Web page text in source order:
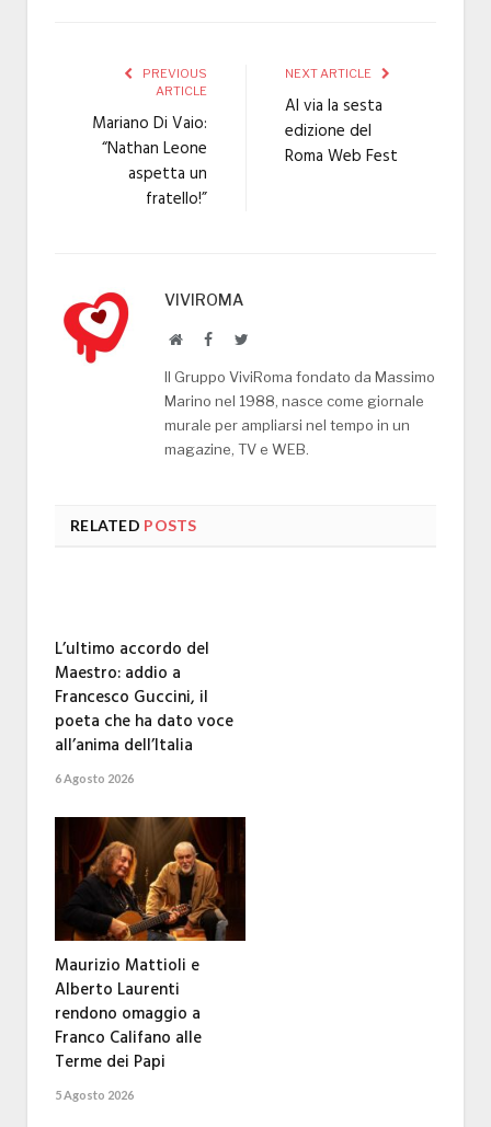
PREVIOUS
ARTICLE
Mariano Di Vaio:
“Nathan Leone
aspetta un
fratello!”
NEXT ARTICLE
Al via la sesta
edizione del
Roma Web Fest
VIVIROMA
WebsiteFacebookTwitter
Il Gruppo ViviRoma fondato da Massimo
Marino nel 1988, nasce come giornale
murale per ampliarsi nel tempo in un
magazine, TV e WEB.
RELATED POSTS
L’ultimo accordo del
Maestro: addio a
Francesco Guccini, il
poeta che ha dato voce
all’anima dell’Italia
6 Agosto 2026
Maurizio Mattioli e
Alberto Laurenti
rendono omaggio a
Franco Califano alle
Terme dei Papi
5 Agosto 2026